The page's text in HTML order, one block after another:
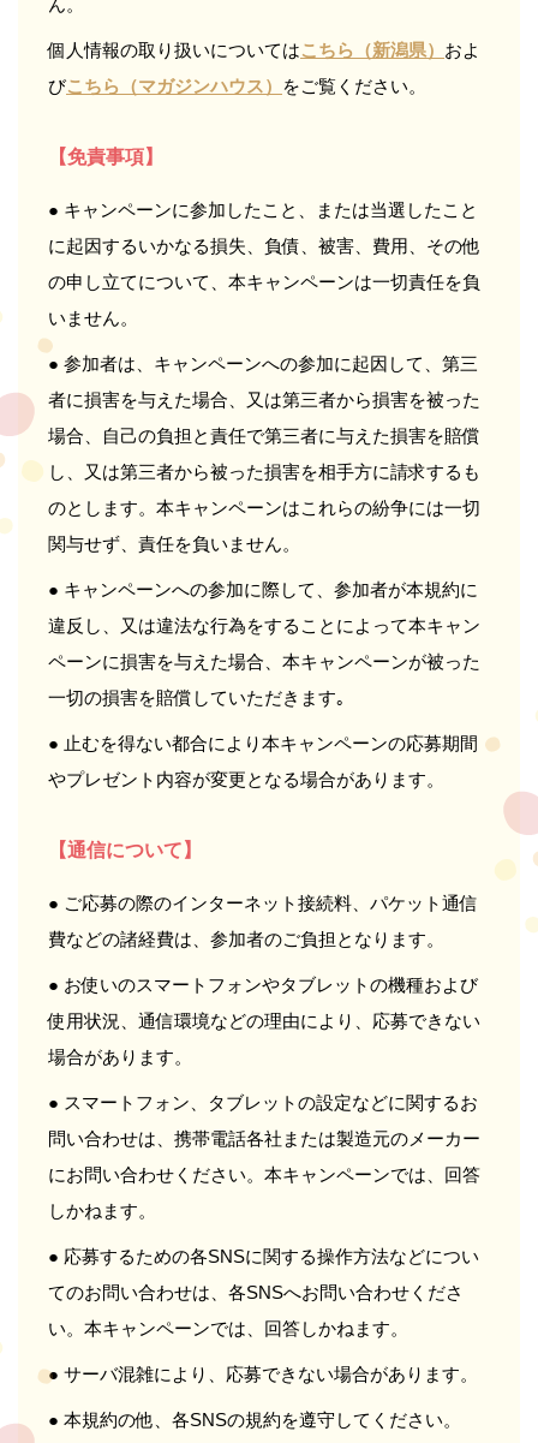
ん。
個人情報の取り扱いについてはこちら（新潟県） およ
びこちら（マガジンハウス） をご覧ください。
【免責事項】
● キャンペーンに参加したこと、または当選したこと
に起因するいかなる損失、負債、被害、費用、その他
の申し立てについて、本キャンペーンは一切責任を負
いません。
● 参加者は、キャンペーンへの参加に起因して、第三
者に損害を与えた場合、又は第三者から損害を被った
場合、自己の負担と責任で第三者に与えた損害を賠償
し、又は第三者から被った損害を相手方に請求するも
のとします。本キャンペーンはこれらの紛争には一切
関与せず、責任を負いません。
● キャンペーンへの参加に際して、参加者が本規約に
違反し、又は違法な行為をすることによって本キャン
ペーンに損害を与えた場合、本キャンペーンが被った
一切の損害を賠償していただきます｡
● 止むを得ない都合により本キャンペーンの応募期間
やプレゼント内容が変更となる場合があります。
【通信について】
● ご応募の際のインターネット接続料、パケット通信
費などの諸経費は、参加者のご負担となります。
● お使いのスマートフォンやタブレットの機種および
使用状況、通信環境などの理由により、応募できない
場合があります。
● スマートフォン、タブレットの設定などに関するお
問い合わせは、携帯電話各社または製造元のメーカー
にお問い合わせください。本キャンペーンでは、回答
しかねます。
● 応募するための各SNSに関する操作方法などについ
てのお問い合わせは、各SNSへお問い合わせくださ
い。本キャンペーンでは、回答しかねます。
● サーバ混雑により、応募できない場合があります。
● 本規約の他、各SNSの規約を遵守してください。